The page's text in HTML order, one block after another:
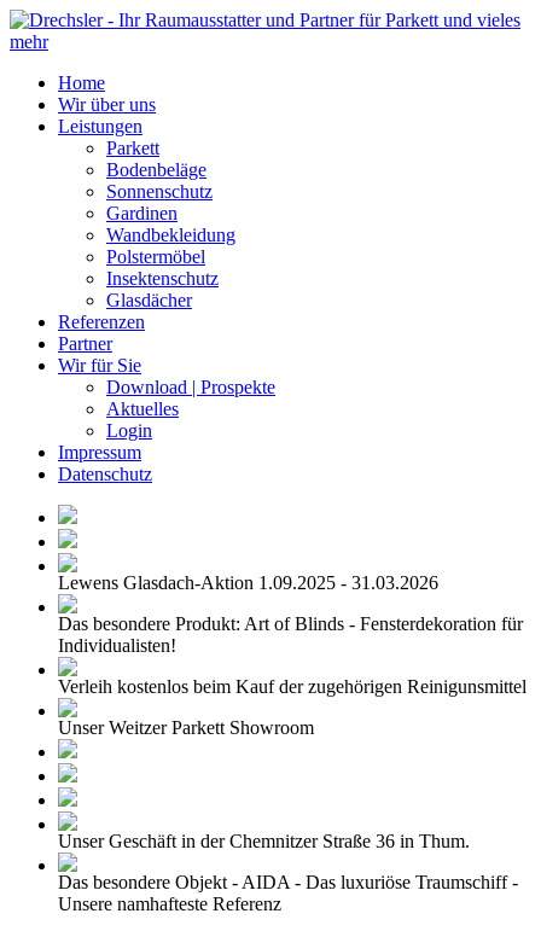
Home
Wir über uns
Leistungen
Parkett
Bodenbeläge
Sonnenschutz
Gardinen
Wandbekleidung
Polstermöbel
Insektenschutz
Glasdächer
Referenzen
Partner
Wir für Sie
Download | Prospekte
Aktuelles
Login
Impressum
Datenschutz
Lewens Glasdach-Aktion 1.09.2025 - 31.03.2026
Das besondere Produkt: Art of Blinds - Fensterdekoration für
Individualisten!
Verleih kostenlos beim Kauf der zugehörigen Reinigunsmittel
Unser Weitzer Parkett Showroom
Unser Geschäft in der Chemnitzer Straße 36 in Thum.
Das besondere Objekt - AIDA - Das luxuriöse Traumschiff -
Unsere namhafteste Referenz